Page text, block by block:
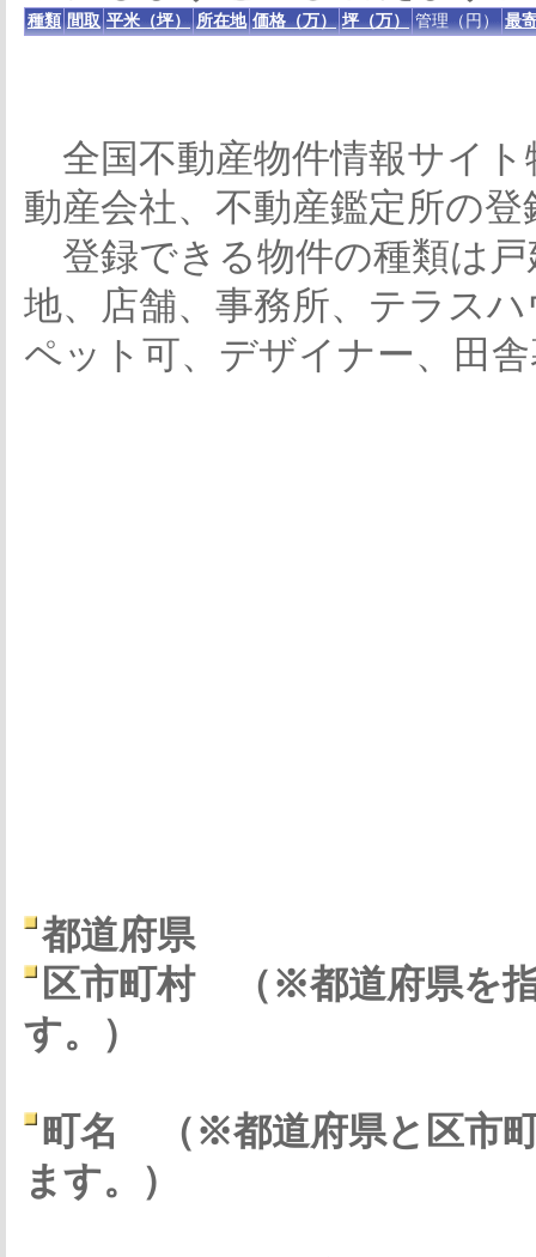
種類 間取 平米（坪） 所在地 価格（万） 坪（万） 管理（円） 最
全国不動産物件情報サイト
動産会社、不動産鑑定所の
登録できる物件の種類は
地、店舗、事務所、テラス
ペット可、デザイナー、田
都道府県
区市町村
（※都道府県を
す。）
町名
（※都道府県と区市
ます。）